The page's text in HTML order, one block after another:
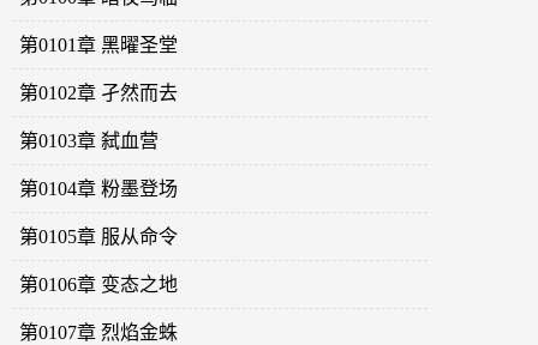
第0101章 黑曜圣堂
第0102章 孑然而去
第0103章 弑血营
第0104章 粉墨登场
第0105章 服从命令
第0106章 变态之地
第0107章 烈焰金蛛